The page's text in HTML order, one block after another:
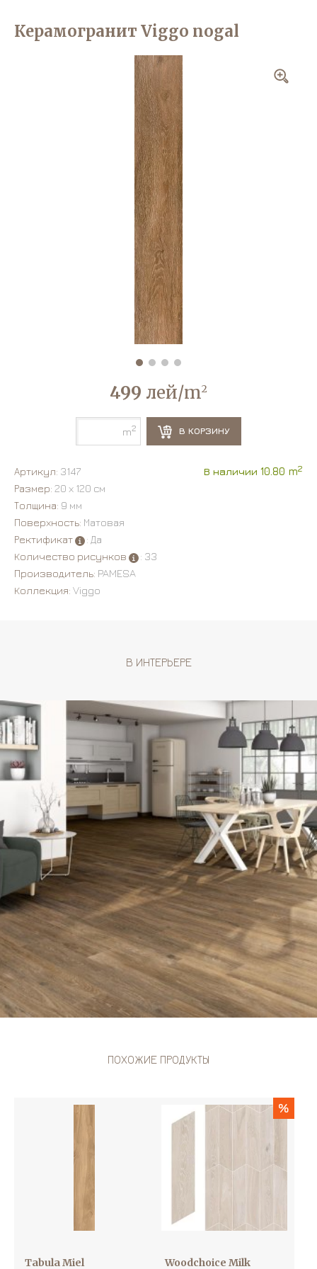
Керамогранит Viggo nogal
499 лей/m2
m2 В КОРЗИНУ
Артикул: 3147 В наличии 10.80 m2
Размер: 20 х 120 см
Толщина: 9 мм
Поверхность: Матовая
Ректификат
: Да
Количество рисунков
: 33
Производитель: PAMESA
Коллекция: Viggo
В ИНТЕРЬЕРЕ
ПОХОЖИЕ ПРОДУКТЫ
Tabula Miel
%
Woodchoice Milk